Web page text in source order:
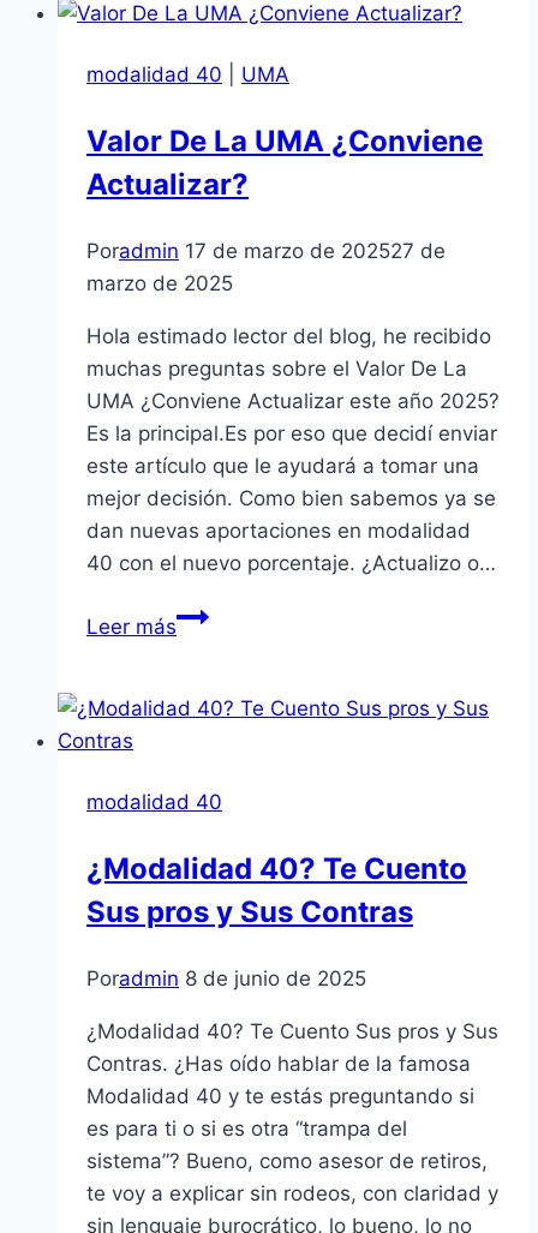
Modalidad
en
¿Cuánto
invertir
año?
modalidad 40 UMA
Valor De La UMA ¿Conviene
Actualizar?
Poradmin 17 de marzo de 202527 de
marzo de 2025
Hola estimado lector del blog, he recibido
muchas preguntas sobre el Valor De La
UMA ¿Conviene Actualizar este año 2025?
Es la principal.Es por eso que decidí enviar
este artículo que le ayudará a tomar una
mejor decisión. Como bien sabemos ya se
dan nuevas aportaciones en modalidad
40 con el nuevo porcentaje. ¿Actualizo o…
Leer másCosto
Modalidad
2026:
invertir
un
modalidad 40
¿Modalidad 40? Te Cuento
Sus pros y Sus Contras
Poradmin 8 de junio de 2025
¿Modalidad 40? Te Cuento Sus pros y Sus
Contras. ¿Has oído hablar de la famosa
Modalidad 40 y te estás preguntando si
es para ti o si es otra “trampa del
sistema”? Bueno, como asesor de retiros,
te voy a explicar sin rodeos, con claridad y
sin lenguaje burocrático, lo bueno, lo no